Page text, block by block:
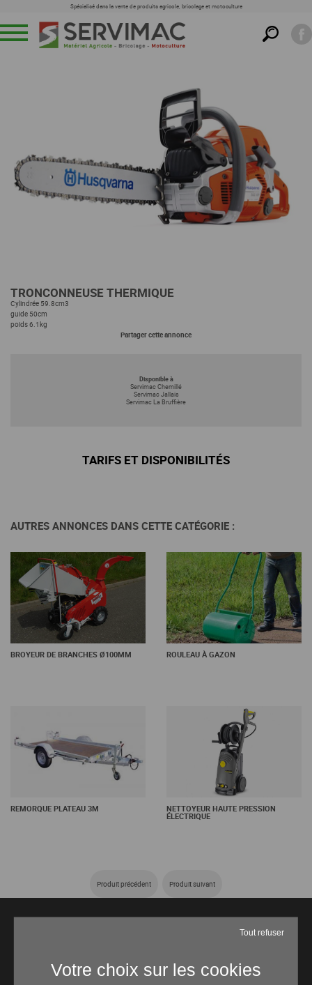
Spécialisé dans la vente de produits agricole, bricolage et motoculture
TRONCONNEUSE THERMIQUE
Cylindrée 59.8cm3
guide 50cm
poids 6.1kg
Partager cette annonce
Disponible à
Servimac Chemillé
Servimac Jallais
Servimac La Bruffière
TARIFS ET DISPONIBILITÉS
AUTRES ANNONCES DANS CETTE CATÉGORIE :
BROYEUR DE BRANCHES Ø100MM
ROULEAU À GAZON
REMORQUE PLATEAU 3M NETTOYEUR HAUTE PRESSION
ÉLECTRIQUE
Produit précédent Produit suivant
PLUS D'INFORMATIONS ?Tout refuser